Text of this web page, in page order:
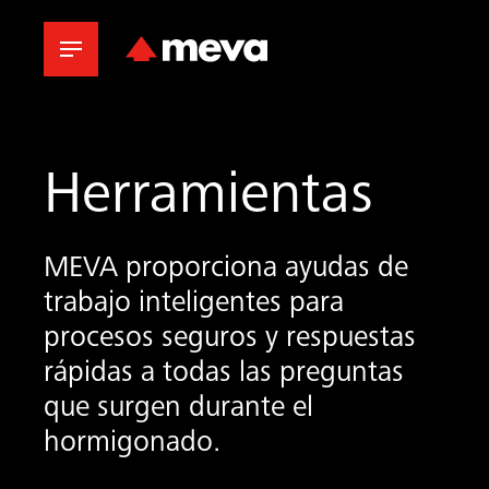
Herramientas
MEVA proporciona ayudas de
trabajo inteligentes para
procesos seguros y respuestas
rápidas a todas las preguntas
que surgen durante el
hormigonado.